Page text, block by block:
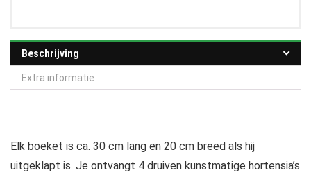
Beschrijving
Extra informatie
Elk boeket is ca. 30 cm lang en 20 cm breed als hij
uitgeklapt is. Je ontvangt 4 druiven kunstmatige hortensia’s